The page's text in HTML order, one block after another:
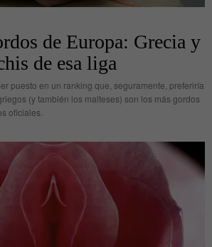
de Europa: Grecia y
de esa liga
puesto en un ranking que, seguramente, preferiría
(y también los malteses) son los más gordos
oficiales.